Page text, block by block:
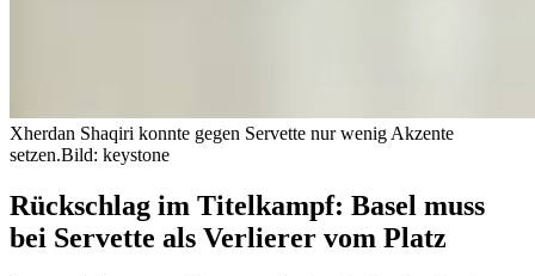
Xherdan Shaqiri konnte gegen Servette nur wenig Akzente
setzen.Bild: keystone
Rückschlag im Titelkampf: Basel muss
bei Servette als Verlierer vom Platz